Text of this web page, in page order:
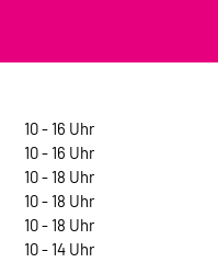
10 - 16 Uhr
10 - 16 Uhr
10 - 18 Uhr
10 - 18 Uhr
10 - 18 Uhr
10 - 14 Uhr